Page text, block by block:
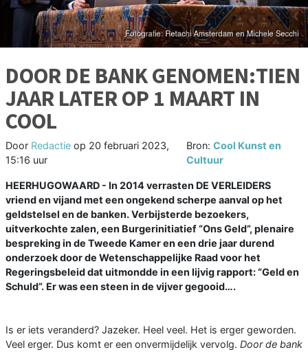
DOOR DE BANK GENOMEN:TIEN
JAAR LATER OP 1 MAART IN
COOL
Door Redactie op 20 februari 2023,
15:16 uur
Bron: Cool Kunst en
Cultuur
HEERHUGOWAARD - In 2014 verrasten DE VERLEIDERS
vriend en vijand met een ongekend scherpe aanval op het
geldstelsel en de banken. Verbijsterde bezoekers,
uitverkochte zalen, een Burgerinitiatief “Ons Geld”, plenaire
bespreking in de Tweede Kamer en een drie jaar durend
onderzoek door de Wetenschappelijke Raad voor het
Regeringsbeleid dat uitmondde in een lijvig rapport: “Geld en
Schuld”. Er was een steen in de vijver gegooid….
Is er iets veranderd? Jazeker. Heel veel. Het is erger geworden.
Veel erger. Dus komt er een onvermijdelijk vervolg. Door de bank